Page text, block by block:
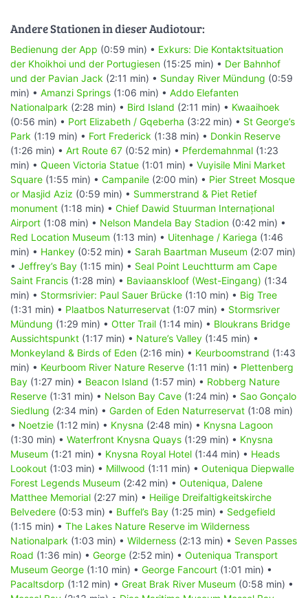
Andere Stationen in dieser Audiotour:
Bedienung der App (0:59 min) • Exkurs: Die Kontaktsituation
der Khoikhoi und der Portugiesen (15:25 min) • Der Bahnhof
und der Pavian Jack (2:11 min) • Sunday River Mündung (0:59
min) • Amanzi Springs (1:06 min) • Addo Elefanten
Nationalpark (2:28 min) • Bird Island (2:11 min) • Kwaaihoek
(0:56 min) • Port Elizabeth / Gqeberha (3:22 min) • St George’s
Park (1:19 min) • Fort Frederick (1:38 min) • Donkin Reserve
(1:26 min) • Art Route 67 (0:52 min) • Pferdemahnmal (1:23
min) • Queen Victoria Statue (1:01 min) • Vuyisile Mini Market
Square (1:55 min) • Campanile (2:00 min) • Pier Street Mosque
or Masjid Aziz (0:59 min) • Summerstrand & Piet Retief
monument (1:18 min) • Chief Dawid Stuurman Internațional
Airport (1:08 min) • Nelson Mandela Bay Stadion (0:42 min) •
Red Location Museum (1:13 min) • Uitenhage / Kariega (1:46
min) • Hankey (0:52 min) • Sarah Baartman Museum (2:07 min)
• Jeffrey’s Bay (1:15 min) • Seal Point Leuchtturm am Cape
Saint Francis (1:28 min) • Baviaanskloof (West-Eingang) (1:34
min) • Stormsrivier: Paul Sauer Brücke (1:10 min) • Big Tree
(1:31 min) • Plaatbos Naturreservat (1:07 min) • Stormsriver
Mündung (1:29 min) • Otter Trail (1:14 min) • Bloukrans Bridge
Aussichtspunkt (1:17 min) • Nature’s Valley (1:45 min) •
Monkeyland & Birds of Eden (2:16 min) • Keurboomstrand (1:43
min) • Keurboom River Nature Reserve (1:11 min) • Plettenberg
Bay (1:27 min) • Beacon Island (1:57 min) • Robberg Nature
Reserve (1:31 min) • Nelson Bay Cave (1:24 min) • Sao Gonçalo
Siedlung (2:34 min) • Garden of Eden Naturreservat (1:08 min)
• Noetzie (1:12 min) • Knysna (2:48 min) • Knysna Lagoon
(1:30 min) • Waterfront Knysna Quays (1:29 min) • Knysna
Museum (1:21 min) • Knysna Royal Hotel (1:44 min) • Heads
Lookout (1:03 min) • Millwood (1:11 min) • Outeniqua Diepwalle
Forest Legends Museum (2:42 min) • Outeniqua, Dalene
Matthee Memorial (2:27 min) • Heilige Dreifaltigkeitskirche
Belvedere (0:53 min) • Buffel’s Bay (1:25 min) • Sedgefield
(1:15 min) • The Lakes Nature Reserve im Wilderness
Nationalpark (1:03 min) • Wilderness (2:13 min) • Seven Passes
Road (1:36 min) • George (2:52 min) • Outeniqua Transport
Museum George (1:10 min) • George Fancourt (1:01 min) •
Pacaltsdorp (1:12 min) • Great Brak River Museum (0:58 min) •